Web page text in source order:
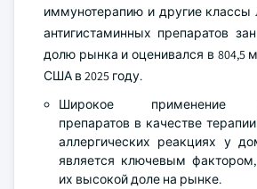
иммунотерапию и другие классы
антигистаминных препаратов
долю рынка и оценивался в 804,5
США в 2025 году.
Широкое применение
препаратов в качестве
аллергических реакциях у
является ключевым
их высокой доле на рынке.